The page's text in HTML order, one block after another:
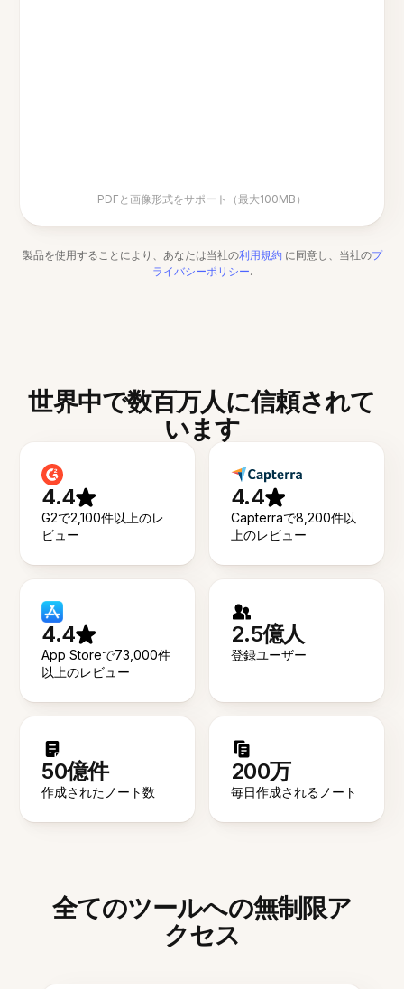
PDFと画像形式をサポート（最大100MB）
製品を使用することにより、あなたは当社の利用規約 に同意し、当社のプ
ライバシーポリシー.
世界中で数百万人に信頼されて
います
4.4
G2で2,100件以上のレ
ビュー
4.4
Capterraで8,200件以
上のレビュー
4.4
App Storeで73,000件
以上のレビュー
2.5億人
登録ユーザー
50億件
作成されたノート数
200万
毎日作成されるノート
全てのツールへの無制限ア
クセス